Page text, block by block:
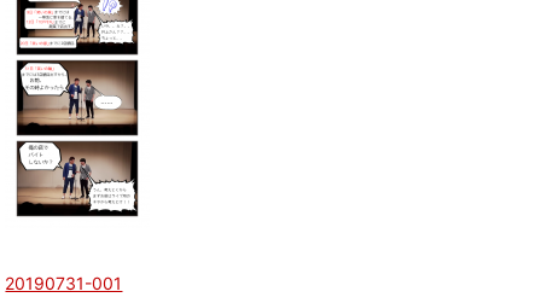
20190731-001